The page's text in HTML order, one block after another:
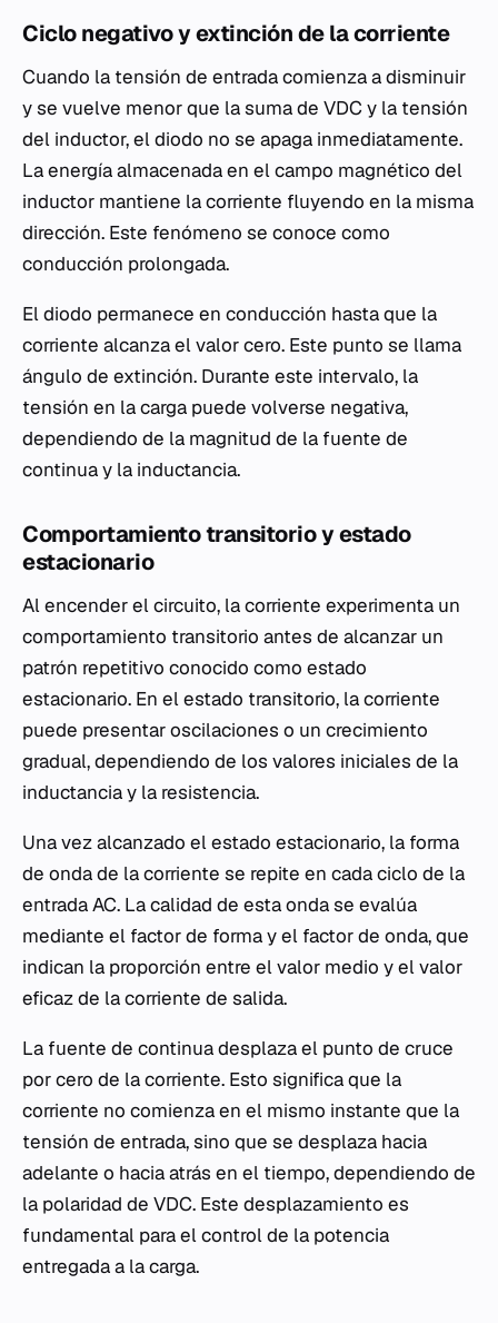
Ciclo negativo y extinción de la corriente
Cuando la tensión de entrada comienza a disminuir
y se vuelve menor que la suma de VDC​ y la tensión
del inductor, el diodo no se apaga inmediatamente.
La energía almacenada en el campo magnético del
inductor mantiene la corriente fluyendo en la misma
dirección. Este fenómeno se conoce como
conducción prolongada.
El diodo permanece en conducción hasta que la
corriente alcanza el valor cero. Este punto se llama
ángulo de extinción. Durante este intervalo, la
tensión en la carga puede volverse negativa,
dependiendo de la magnitud de la fuente de
continua y la inductancia.
Comportamiento transitorio y estado
estacionario
Al encender el circuito, la corriente experimenta un
comportamiento transitorio antes de alcanzar un
patrón repetitivo conocido como estado
estacionario. En el estado transitorio, la corriente
puede presentar oscilaciones o un crecimiento
gradual, dependiendo de los valores iniciales de la
inductancia y la resistencia.
Una vez alcanzado el estado estacionario, la forma
de onda de la corriente se repite en cada ciclo de la
entrada AC. La calidad de esta onda se evalúa
mediante el factor de forma y el factor de onda, que
indican la proporción entre el valor medio y el valor
eficaz de la corriente de salida.
La fuente de continua desplaza el punto de cruce
por cero de la corriente. Esto significa que la
corriente no comienza en el mismo instante que la
tensión de entrada, sino que se desplaza hacia
adelante o hacia atrás en el tiempo, dependiendo de
la polaridad de VDC​. Este desplazamiento es
fundamental para el control de la potencia
entregada a la carga.